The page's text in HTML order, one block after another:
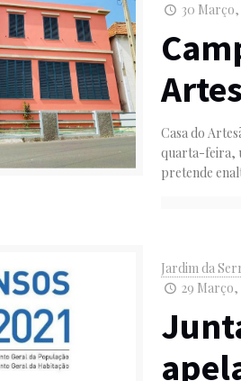
30 Março,
Casa do
quarta-feira,
pretende
Jardim da
29 Março,